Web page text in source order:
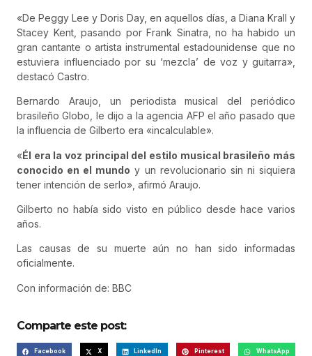
«De Peggy Lee y Doris Day, en aquellos días, a Diana Krall y
Stacey Kent, pasando por Frank Sinatra, no ha habido un
gran cantante o artista instrumental estadounidense que no
estuviera influenciado por su ‘mezcla’ de voz y guitarra»,
destacó Castro.
Bernardo Araujo, un periodista musical del periódico
brasileño Globo, le dijo a la agencia AFP el año pasado que
la influencia de Gilberto era «incalculable».
«Él era la voz principal del estilo musical brasileño más
conocido en el mundo y un revolucionario sin ni siquiera
tener intención de serlo», afirmó Araujo.
Gilberto no había sido visto en público desde hace varios
años.
Las causas de su muerte aún no han sido informadas
oficialmente.
Con información de: BBC
Comparte este post:
Facebook X LinkedIn Pinterest WhatsApp